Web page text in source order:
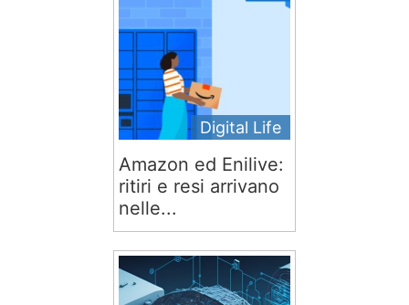
Digital Life
Amazon ed Enilive:
ritiri e resi arrivano
nelle...